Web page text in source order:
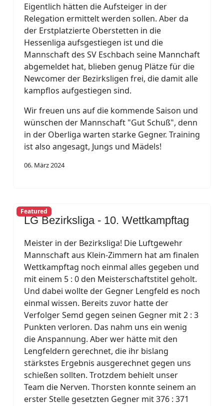
Eigentlich hätten die Aufsteiger in der
Relegation ermittelt werden sollen. Aber da
der Erstplatzierte Oberstetten in die
Hessenliga aufsgestiegen ist und die
Mannschaft des SV Eschbach seine Mannchaft
abgemeldet hat, blieben genug Plätze für die
Newcomer der Bezirksligen frei, die damit alle
kampflos aufgestiegen sind.
Wir freuen uns auf die kommende Saison und
wünschen der Mannschaft "Gut Schuß", denn
in der Oberliga warten starke Gegner. Training
ist also angesagt, Jungs und Mädels!
06. März 2024
Featured
LG Bezirksliga - 10. Wettkampftag
Meister in der Bezirksliga! Die Luftgewehr
Mannschaft aus Klein-Zimmern hat am finalen
Wettkampftag noch einmal alles gegeben und
mit einem 5 : 0 den Meisterschaftstitel geholt.
Und dabei wollte der Gegner Lengfeld es noch
einmal wissen. Bereits zuvor hatte der
Verfolger Semd gegen seinen Gegner mit 2 : 3
Punkten verloren. Das nahm uns ein wenig
die Anspannung. Aber wer hätte mit den
Lengfeldern gerechnet, die ihr bislang
stärkstes Ergebnis ausgerechnet gegen uns
schießen sollten. Trotzdem behielt unser
Team die Nerven. Thorsten konnte seinem an
erster Stelle gesetzten Gegner mit 376 : 371